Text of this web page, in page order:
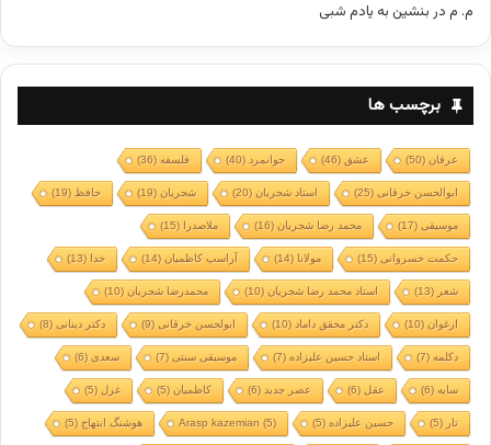
م. م در بنشین به یادم شبی
برچسب ها
عرفان(50) عشق(46) جوانمرد(40) فلسفه(36)
ابوالحسن خرقانی(25) استاد شجریان(20) شجریان(19) حافظ(19)
موسیقی(17) محمد رضا شجریان(16) ملاصدرا (15)
حکمت خسروانی(15) مولانا (14) آراسپ کاظمیان(14) خدا (13)
شعر (13) استاد محمد رضا شجریان(10) محمدرضا شجریان(10)
ارغوان(10) دکتر محقق داماد(10) ابولحسن خرقانی(9) دکتر دینانی(8)
دکلمه(7) استاد حسین علیزاده(7) موسیقی سنتی(7) سعدی(6)
سایه(6) عقل(6) عصر جدید(6) کاظمیان(5) غزل(5)
تار (5) حسین علیزاده(5)
Arasp kazemian (5) هوشنگ ابتهاج(5)